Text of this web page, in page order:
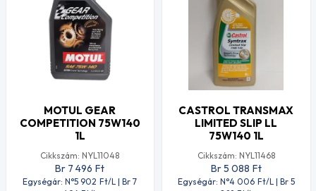
MOTUL GEAR
COMPETITION 75W140
1L
Cikkszám: NYL11048
Br 7 496 Ft
Egységár: N°5 902 Ft/L | Br 7
CASTROL TRANSMAX
LIMITED SLIP LL
75W140 1L
Cikkszám: NYL11468
Br 5 088 Ft
Egységár: N°4 006 Ft/L | Br 5